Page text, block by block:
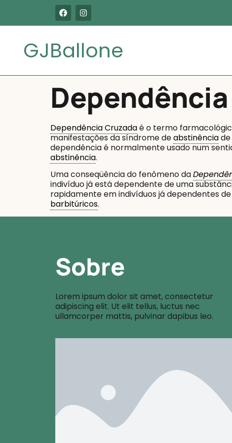
GJBallone
Dependência Cruzadaé o termo
manifestações da síndrome deabstinência
dependência é normalmente usado num
abstinência.
Uma conseqüência do fenômeno da
indivíduo já está dependente de uma
rapidamente em indivíduos já dependentes
barbitúricos.
Sobre
Lorem ipsum dolor sit amet, consectetur
adipiscing elit. Ut elit tellus, luctus nec
ullamcorper mattis, pulvinar dapibus leo.